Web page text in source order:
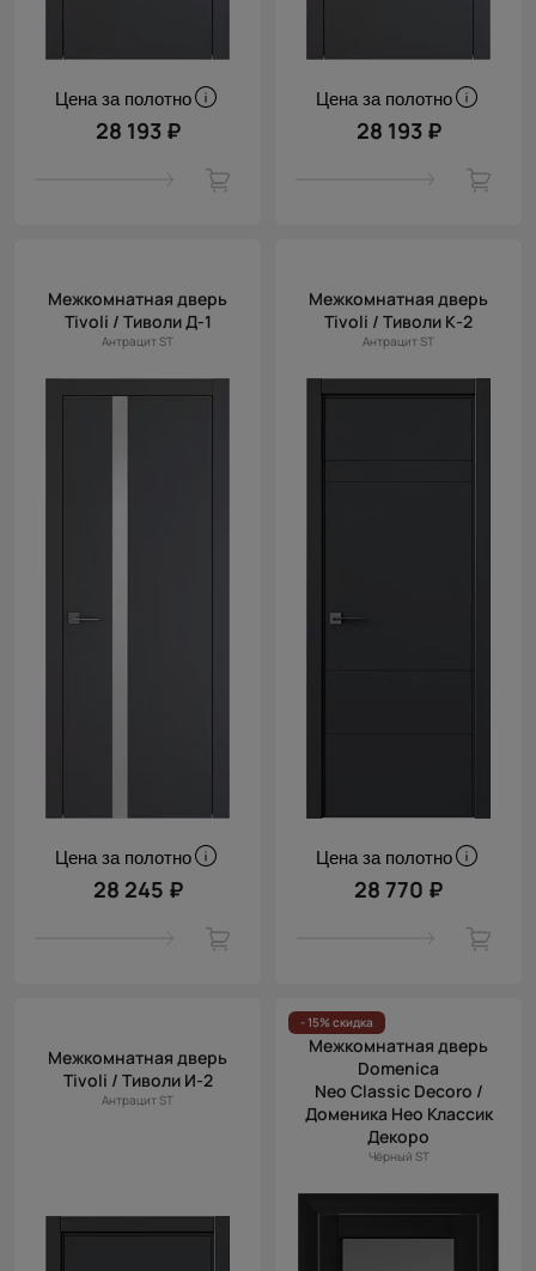
Цена за полотно
28 193 ₽
Цена за полотно
28 193 ₽
Межкомнатная дверь
Tivoli / Тиволи Д-1
Антрацит ST
Цена за полотно
28 245 ₽
Межкомнатная дверь
Tivoli / Тиволи К-2
Антрацит ST
Цена за полотно
28 770 ₽
Межкомнатная дверь
Tivoli / Тиволи И-2
Антрацит ST
- 15% скидка
Межкомнатная дверь
Domenica
Neo Classic Decoro /
Доменика Нео Классик
Декоро
Чёрный ST